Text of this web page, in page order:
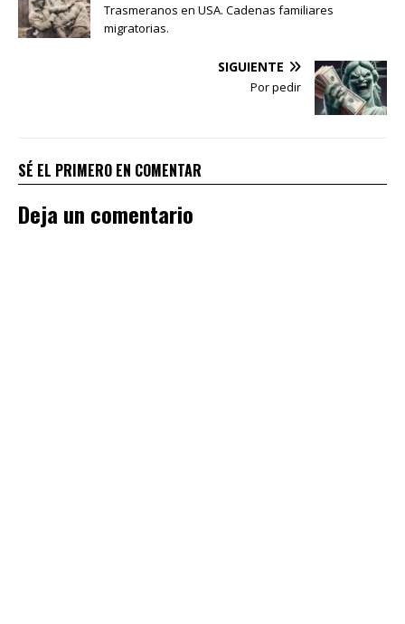
Trasmeranos en USA. Cadenas familiares
migratorias.
SIGUIENTE
Por pedir
SÉ EL PRIMERO EN COMENTAR
Deja un comentario